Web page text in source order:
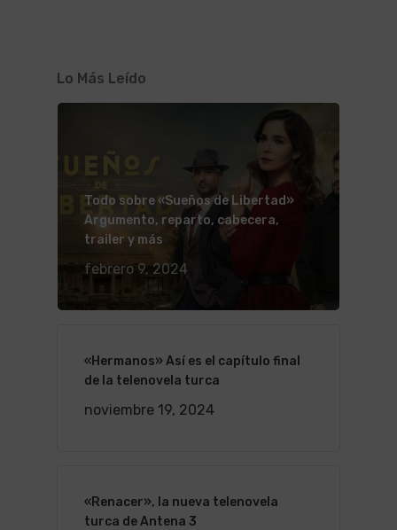
Lo Más Leído
Todo sobre «Sueños de Libertad»
Argumento, reparto, cabecera,
trailer y más
febrero 9, 2024
«Hermanos» Así es el capítulo final
de la telenovela turca
noviembre 19, 2024
«Renacer», la nueva telenovela
turca de Antena 3